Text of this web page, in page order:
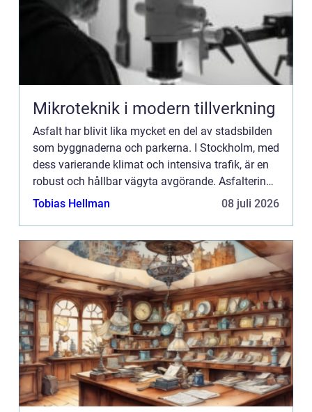
Mikroteknik i modern tillverkning
Asfalt har blivit lika mycket en del av stadsbilden
som byggnaderna och parkerna. I Stockholm, med
dess varierande klimat och intensiva trafik, är en
robust och hållbar vägyta avgörande. Asfaltering i
Stockholm är inte bara ...
Tobias Hellman 08 juli 2026